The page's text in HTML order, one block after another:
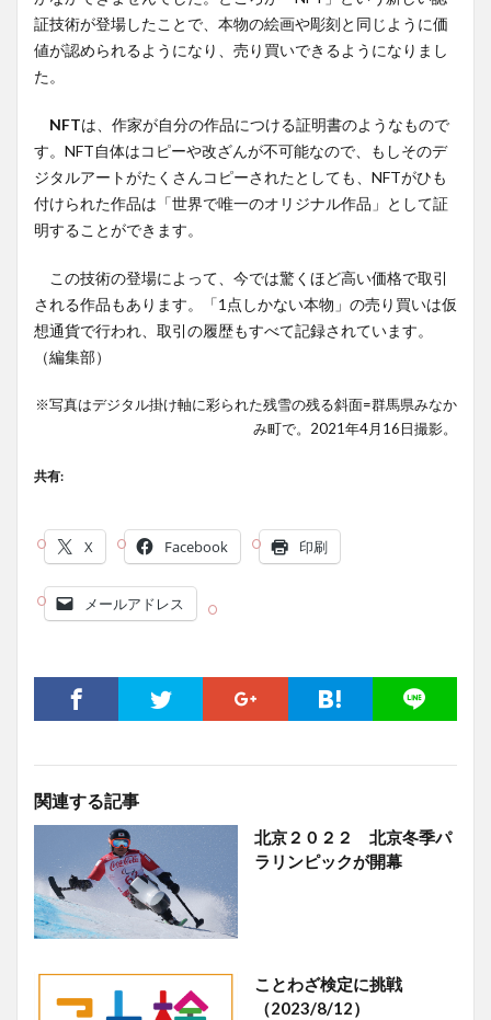
証技術が登場したことで、本物の絵画や彫刻と同じように価
値が認められるようになり、売り買いできるようになりまし
た。
NFTは、作家が自分の作品につける証明書のようなもので
す。NFT自体はコピーや改ざんが不可能なので、もしそのデ
ジタルアートがたくさんコピーされたとしても、NFTがひも
付けられた作品は「世界で唯一のオリジナル作品」として証
明することができます。
この技術の登場によって、今では驚くほど高い価格で取引
される作品もあります。「1点しかない本物」の売り買いは仮
想通貨で行われ、取引の履歴もすべて記録されています。
（編集部）
※写真はデジタル掛け軸に彩られた残雪の残る斜面=群馬県みなか
み町で。2021年4月16日撮影。
共有:
X Facebook 印刷
メールアドレス
関連する記事
北京２０２２ 北京冬季パ
ラリンピックが開幕
ことわざ検定に挑戦
（2023/8/12）